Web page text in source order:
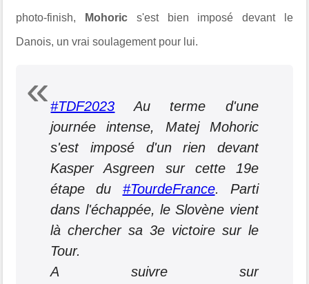
photo-finish, Mohoric s'est bien imposé devant le
Danois, un vrai soulagement pour lui.
#TDF2023 Au terme d'une
journée intense, Matej Mohoric
s'est imposé d'un rien devant
Kasper Asgreen sur cette 19e
étape du #TourdeFrance. Parti
dans l'échappée, le Slovène vient
là chercher sa 3e victoire sur le
Tour.
A suivre sur